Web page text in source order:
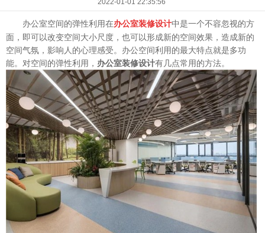
办公室空间的弹性利用在办公室装修设计中是一个不容忽视的方
面，即可以改变空间大小尺度，也可以形成新的空间效果，造成新的
空间气氛，影响人的心理感受。办公空间利用的最大特点就是多功
能。对空间的弹性利用， 办公室装修设计有几点常用的方法。